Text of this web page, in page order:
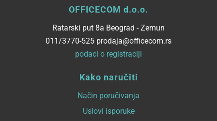
OFFICECOM d.o.o.
Ratarski put 8a Beograd - Zemun
011/3770-525 prodaja@officecom.rs
podaci o registraciji
Kako naručiti
Način poručivanja
Uslovi isporuke